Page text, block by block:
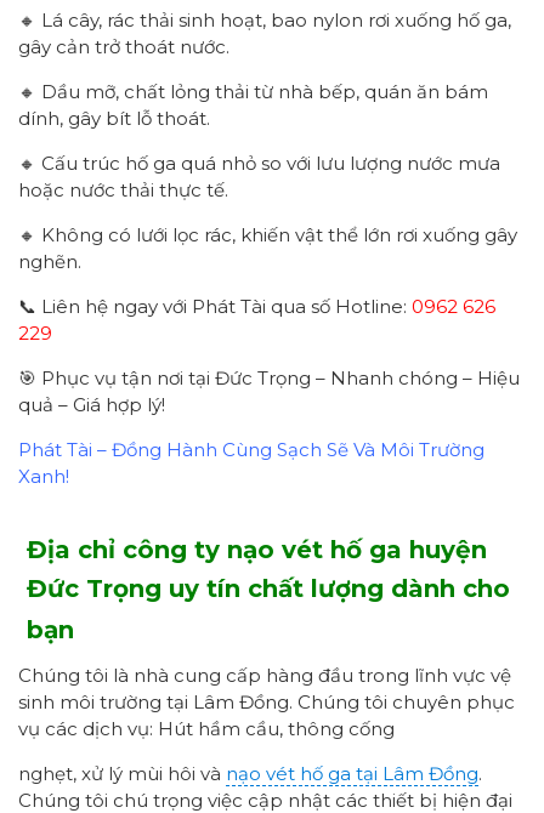
🔸 Lá cây, rác thải sinh hoạt, bao nylon rơi xuống hố ga,
gây cản trở thoát nước.
🔸 Dầu mỡ, chất lỏng thải từ nhà bếp, quán ăn bám
dính, gây bít lỗ thoát.
🔸 Cấu trúc hố ga quá nhỏ so với lưu lượng nước mưa
hoặc nước thải thực tế.
🔸 Không có lưới lọc rác, khiến vật thể lớn rơi xuống gây
nghẽn.
📞 Liên hệ ngay với Phát Tài qua số Hotline: 0962 626
229
🎯 Phục vụ tận nơi tại Đức Trọng – Nhanh chóng – Hiệu
quả – Giá hợp lý!
Phát Tài – Đồng Hành Cùng Sạch Sẽ Và Môi Trường
Xanh!
Địa chỉ công ty nạo vét hố ga huyện
Đức Trọng uy tín chất lượng dành cho
bạn
Chúng tôi là nhà cung cấp hàng đầu trong lĩnh vực vệ
sinh môi trường tại Lâm Đồng. Chúng tôi chuyên phục
vụ các dịch vụ: Hút hầm cầu, thông cống
nghẹt, xử lý mùi hôi và nạo vét hố ga tại Lâm Đồng.
Chúng tôi chú trọng việc cập nhật các thiết bị hiện đại